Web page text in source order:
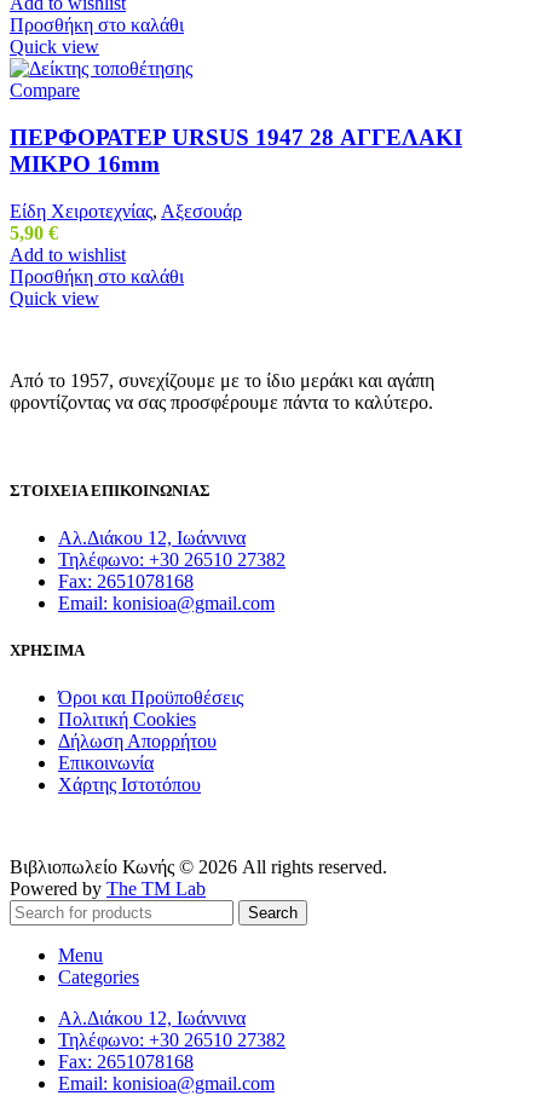
Προσθήκη στο καλάθι
Quick view
Compare
ΠΕΡΦΟΡΑΤΕΡ URSUS 1947 28 ΑΓΓΕΛΑΚΙ
ΜΙΚΡΟ 16mm
Είδη Χειροτεχνίας, Αξεσουάρ
5,90 €
Add to wishlist
Προσθήκη στο καλάθι
Quick view
Από το 1957, συνεχίζουμε με το ίδιο μεράκι και αγάπη
φροντίζοντας να σας προσφέρουμε πάντα το καλύτερο.
ΣΤΟΙΧΕΙΑ ΕΠΙΚΟΙΝΩΝΙΑΣ
Αλ.Διάκου 12, Ιωάννινα
Τηλέφωνο: +30 26510 27382
Fax: 2651078168
Email: konisioa@gmail.com
ΧΡΗΣΙΜΑ
Όροι και Προϋποθέσεις
Πολιτική Cookies
Δήλωση Απορρήτου
Επικοινωνία
Χάρτης Ιστοτόπου
Βιβλιοπωλείο Κωνής © 2026 All rights reserved.
Powered by The TM Lab
Search
Menu
Categories
Αλ.Διάκου 12, Ιωάννινα
Τηλέφωνο: +30 26510 27382
Fax: 2651078168
Email: konisioa@gmail.com